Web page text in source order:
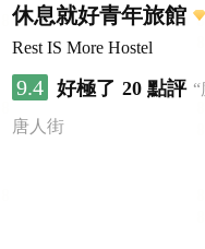
休息就好青年旅館
Rest IS More Hostel
9.4 好極了 20 點評
唐人街